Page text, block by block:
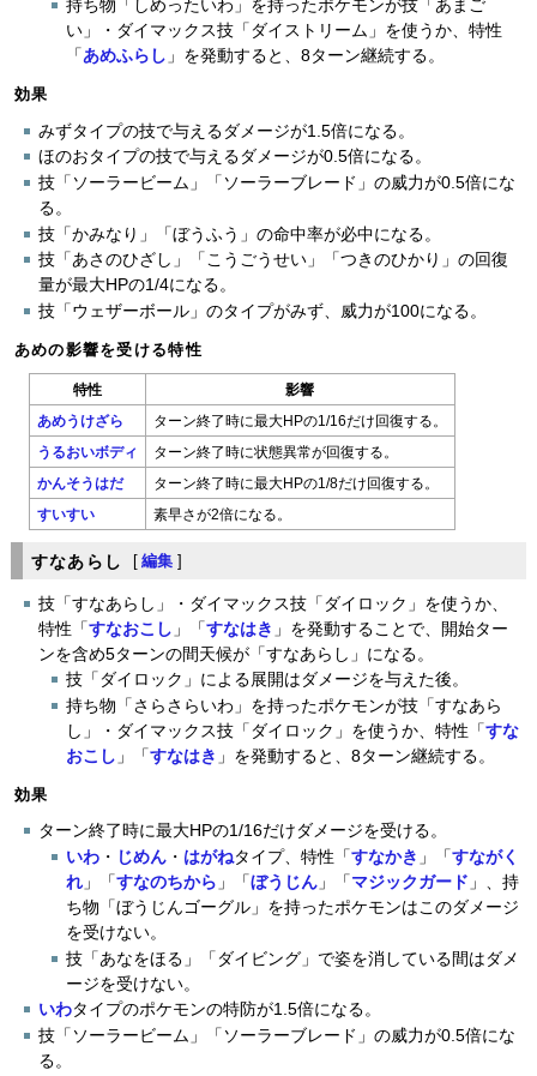
持ち物「しめったいわ」を持ったポケモンが技「あまご
い」・ダイマックス技「ダイストリーム」を使うか、特性
「あめふらし 」を発動すると、8ターン継続する。
効果
みずタイプの技で与えるダメージが1.5倍になる。
ほのおタイプの技で与えるダメージが0.5倍になる。
技「ソーラービーム」「ソーラーブレード」の威力が0.5倍にな
る。
技「かみなり」「ぼうふう」の命中率が必中になる。
技「あさのひざし」「こうごうせい」「つきのひかり」の回復
量が最大HPの1/4になる。
技「ウェザーボール」のタイプがみず、威力が100になる。
あめの影響を受ける特性
特性 影響
あめうけざら ターン終了時に最大HPの1/16だけ回復する。
うるおいボディ ターン終了時に状態異常が回復する。
かんそうはだ ターン終了時に最大HPの1/8だけ回復する。
すいすい 素早さが2倍になる。
すなあらし [ 編集 ]
技「すなあらし」・ダイマックス技「ダイロック」を使うか、
特性「すなおこし 」「すなはき 」を発動することで、開始ター
ンを含め5ターンの間天候が「すなあらし」になる。
技「ダイロック」による展開はダメージを与えた後。
持ち物「さらさらいわ」を持ったポケモンが技「すなあら
し」・ダイマックス技「ダイロック」を使うか、特性「すな
おこし 」「すなはき 」を発動すると、8ターン継続する。
効果
ターン終了時に最大HPの1/16だけダメージを受ける。
いわ ・ じめん ・ はがねタイプ、特性「すなかき 」「すながく
れ 」「すなのちから 」「ぼうじん 」「 マジックガード 」、持
ち物「ぼうじんゴーグル」を持ったポケモンはこのダメージ
を受けない。
技「あなをほる」「ダイビング」で姿を消している間はダメ
ージを受けない。
いわタイプのポケモンの特防が1.5倍になる。
技「ソーラービーム」「ソーラーブレード」の威力が0.5倍にな
る。